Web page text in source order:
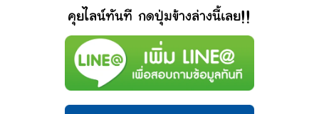
คุยไลน์ทันที กดปุ่มข้างล่างนี้เลย!!